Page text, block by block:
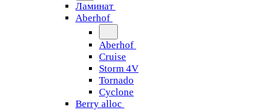
Ламинат
Aberhof
Aberhof
Cruise
Storm 4V
Tornado
Сyclone
Berry alloc